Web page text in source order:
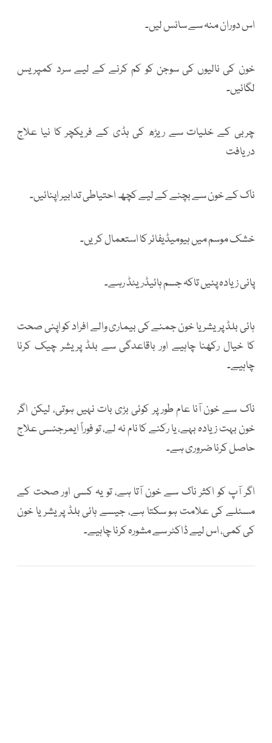
اس دوران منہ سے سانس لیں۔
خون کی نالیوں کی سوجن کو کم کرنے کے لیے سرد کمپریس
لگائیں۔
چربی کے خلیات سے ریڑھ کی ہڈی کے فریکچر کا نیا علاج
دریافت
ناک کے خون سے بچنے کے لیے کچھ احتیاطی تدابیر اپنائیں۔
خشک موسم میں ہیومیڈیفائر کا استعمال کریں۔
پانی زیادہ پئیں تاکہ جسم ہائیڈریٹڈ رہے۔
ہائی بلڈ پریشر یا خون جمنے کی بیماری والے افراد کو اپنی صحت
کا خیال رکھنا چاہیے اور باقاعدگی سے بلڈ پریشر چیک کرنا
چاہیے۔
ناک سے خون آنا عام طور پر کوئی بڑی بات نہیں ہوتی، لیکن اگر
خون بہت زیادہ بہے، یا رکنے کا نام نہ لے، تو فوراً ایمرجنسی علاج
حاصل کرنا ضروری ہے۔
اگر آپ کو اکثر ناک سے خون آتا ہے، تو یہ کسی اور صحت کے
مسئلے کی علامت ہو سکتا ہے، جیسے ہائی بلڈ پریشر یا خون
کی کمی، اس لیے ڈاکٹر سے مشورہ کرنا چاہیے۔